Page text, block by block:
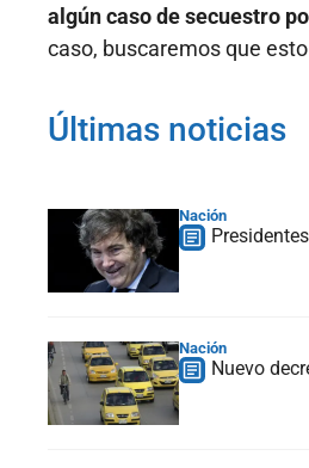
algún caso de secuestro
caso, buscaremos que
Últimas noticias
Nación
Nación
Nuevo